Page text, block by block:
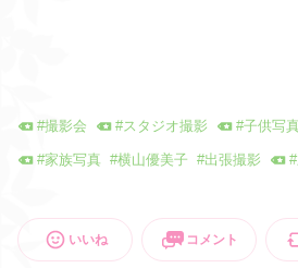
#撮影会 #スタジオ撮影 #子供写
#家族写真 #横山優美子 #出張撮影 #
いいね コメント